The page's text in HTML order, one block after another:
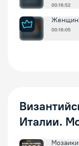
00:16:52
00:16:05
Италии.